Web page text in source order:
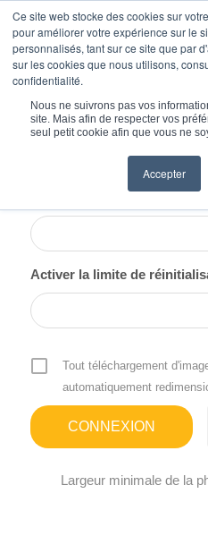
Ce site web stocke des cookies sur
pour améliorer votre expérience sur le
personnalisés, tant sur ce site que par
sur les cookies que nous utilisons,
confidentialité.
Nous ne suivrons pas vos
site. Mais afin de respecter vos
seul petit cookie afin que vous ne
Accepter
Vous êtes ici : Accueil / Connexion
Activer la limite de
Tout téléchargement
automatiquement
Largeur minimale de la